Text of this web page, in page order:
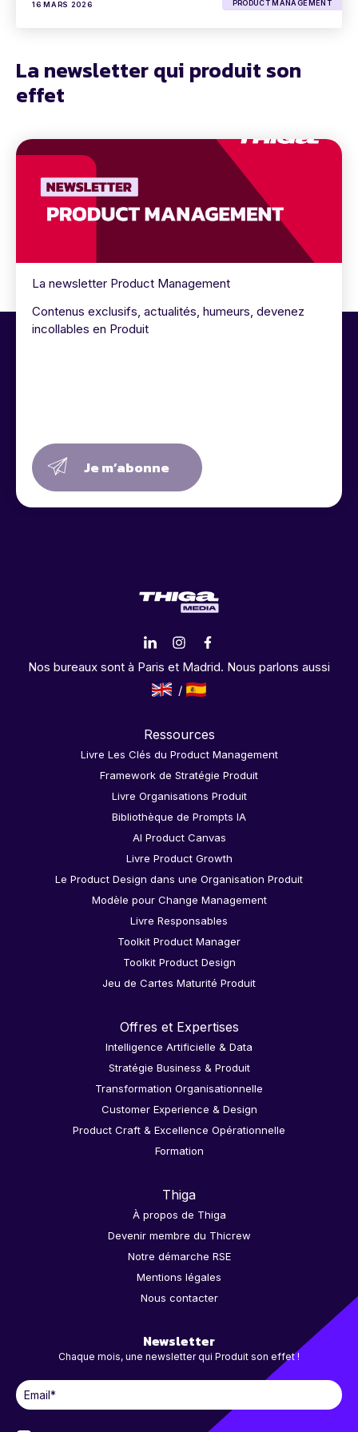
16 MARS 2026 PRODUCT MANAGEMENT
La newsletter qui produit son
effet
La newsletter Product Management
Contenus exclusifs, actualités, humeurs, devenez
incollables en Produit
Je m’abonne
Nos bureaux sont à Paris et Madrid. Nous parlons aussi
Ressources
Livre Les Clés du Product Management
Framework de Stratégie Produit
Livre Organisations Produit
Bibliothèque de Prompts IA
AI Product Canvas
Livre Product Growth
Le Product Design dans une Organisation Produit
Modèle pour Change Management
Livre Responsables
Toolkit Product Manager
Toolkit Product Design
Jeu de Cartes Maturité Produit
Offres et Expertises
Intelligence Artificielle & Data
Stratégie Business & Produit
Transformation Organisationnelle
Customer Experience & Design
Product Craft & Excellence Opérationnelle
Formation
Thiga
À propos de Thiga
Devenir membre du Thicrew
Notre démarche RSE
Mentions légales
Nous contacter
Newsletter
Chaque mois, une newsletter qui Produit son effet !